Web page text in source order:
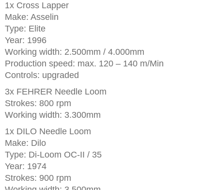
1x Cross Lapper
Make: Asselin
Type: Elite
Year: 1996
Working width: 2.500mm / 4.000mm
Production speed: max. 120 – 140 m/Min
Controls: upgraded
3x FEHRER Needle Loom
Strokes: 800 rpm
Working width: 3.300mm
1x DILO Needle Loom
Make: Dilo
Type: Di-Loom OC-II / 35
Year: 1974
Strokes: 900 rpm